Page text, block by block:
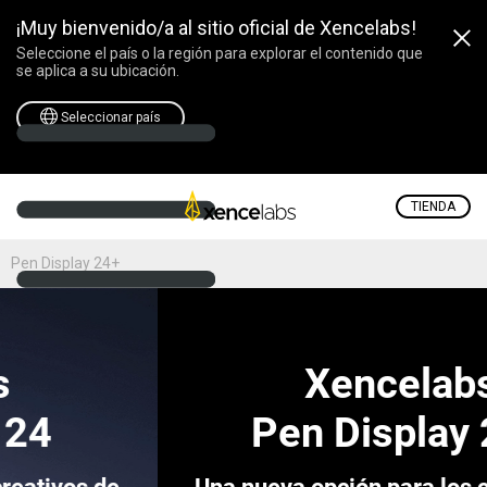
¡Muy bienvenido/a al sitio oficial de Xencelabs!
Seleccione el país o la región para explorar el contenido que
se aplica a su ubicación.
Seleccionar país
TIENDA
Pen Display 24+
Xencelabs
Pen Display 24+